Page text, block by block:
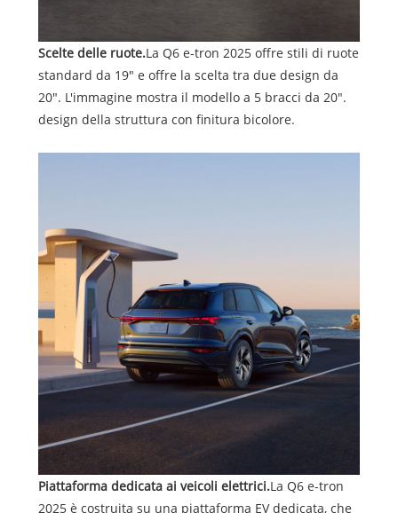
Scelte delle ruote.La Q6 e-tron 2025 offre stili di ruote
standard da 19" e offre la scelta tra due design da
20". L'immagine mostra il modello a 5 bracci da 20".
design della struttura con finitura bicolore.
Piattaforma dedicata ai veicoli elettrici.La Q6 e-tron
2025 è costruita su una piattaforma EV dedicata, che